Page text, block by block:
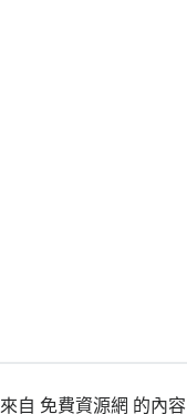
自 免費資源網 的內容